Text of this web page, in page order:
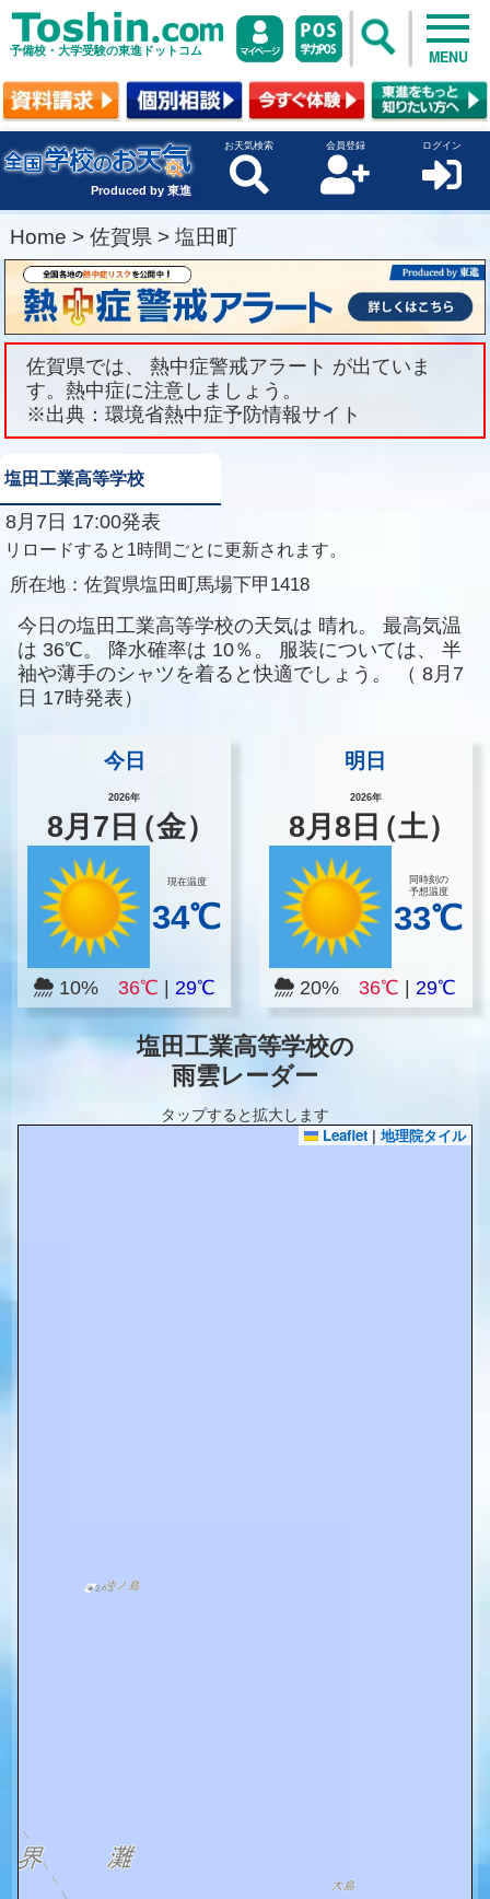
予備校・大学受験の東進ドットコム MENU
Produced by 東進
お天気検索 会員登録 ログイン
Home > 佐賀県 > 塩田町
佐賀県では、 熱中症警戒アラート が出ていま
す。熱中症に注意しましょう。
※出典：環境省熱中症予防情報サイト
塩田工業高等学校
8月7日 17:00発表
リロードすると1時間ごとに更新されます。
所在地： 佐賀県塩田町馬場下甲1418
今日の塩田工業高等学校の天気は 晴れ。
最高気温
は 36℃。 降水確率は 10％。 服装については、
半
袖や薄手のシャツを着ると快適でしょう。
（ 8月7
日 17時発表）
今日
2026年
8月 7 日（金）
現在温度
34℃
10% 36℃ 29℃
明日
2026年
8月8 日（土）
同時刻の
予想温度
33℃
20%36℃ |29℃
塩田工業高等学校の
雨雲レーダー
タップすると拡大します
Leaflet | 地理院タイル